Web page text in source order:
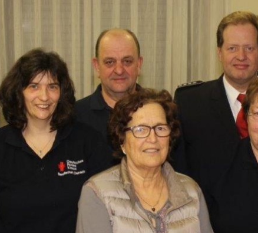
Informationen für Unternehmen die von der Corona-Krise betroffen
Informationen über das von der Bundesregierung veröffentlichte
und Unternehmen
WIRTSCHAFT
Mitarbeiter*in als Kraft für neue Konzepte und Innovationen